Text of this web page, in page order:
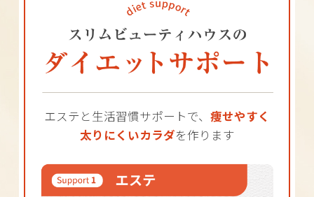
エステと生活習慣サポートで、 痩せやすく
太りにくいカラダを作ります